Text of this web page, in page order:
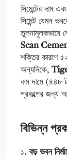
সিমেন্টের দাম
সিমেন্ট যেমন
তুলনামূলকভাবে
Scan
শক্তির কারণে
অন্যদিকে,
কম দামে (৪৪৮
প্রকল্পের জন্য
বিভিন্ন
১. বড় ভবন